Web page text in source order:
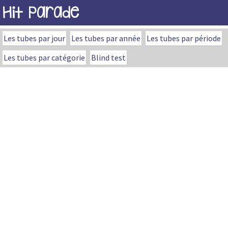
Hit Parade
Les tubes par jour Les tubes par année
Les tubes par période
Les tubes par catégorie
Blind test